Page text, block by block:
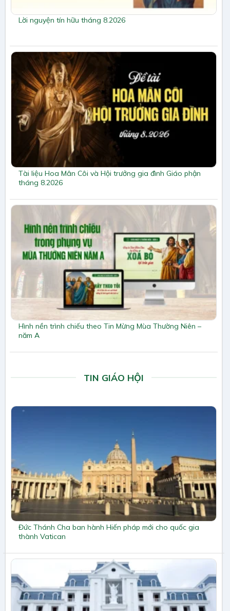
Lời nguyện tín hữu tháng 8.2026
Tài liệu Hoa Mân Côi và Hội trưởng gia đình Giáo phận
tháng 8.2026
Hình nền trình chiếu theo Tin Mừng Mùa Thường Niên –
năm A
TIN GIÁO HỘI
Đức Thánh Cha ban hành Hiến pháp mới cho quốc gia
thành Vatican